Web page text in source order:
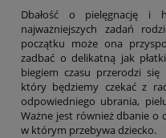
Dbałość o pielęgnację i
najważniejszych zadań
początku może ona
zadbać o delikatną jak
biegiem czasu przerodzi
który będziemy czekać z
odpowiedniego ubrania,
Ważne jest również dbanie
w którym przebywa dziecko.